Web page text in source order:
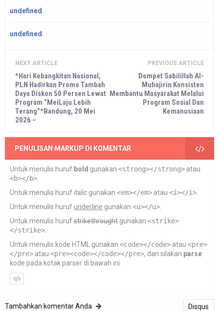
undefined
undefined
NEXT ARTICLE
*Hari Kebangkitan Nasional,
PLN Hadirkan Promo Tambah
Daya Diskon 50 Persen Lewat
Program “MeiLaju Lebih
Terang”*Bandung, 20 Mei
2026 –
PREVIOUS ARTICLE
Dompet Sabilillah Al-
Muhajirin Konsisten
Membantu Masyarakat Melalui
Program Sosial Dan
Kemanusiaan
PENULISAN MARKUP DI KOMENTAR
Untuk menulis huruf bold gunakan <strong></strong> atau
<b></b>
Untuk menulis hurufitalic gunakan <em></em> atau <i></i>
Untuk menulis hurufunderline gunakan <u></u>
Untuk menulis hurufstrikethrought gunakan <strike>
</strike>
Untuk menulis kode HTML gunakan <code></code> atau <pre>
</pre> atau <pre><code></code></pre>, dan silakan parse
kode pada kotak parser di bawah ini.
Disqus
Tambahkan komentar Anda